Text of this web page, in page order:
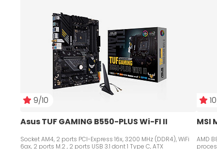
9/10
Asus TUF GAMING B550-PLUS Wi-FI II
Socket AM4, 2 ports PCI-Express 16x, 3200 MHz (DDR4), WiFi
6ax, 2 ports M.2 , 2 ports USB 3.1 dont 1 Type C, ATX
MSI
AMD